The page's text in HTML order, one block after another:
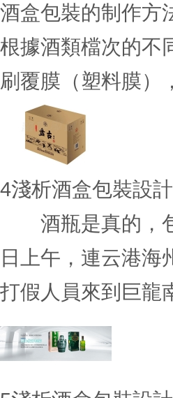
酒盒包裝的制作方
根據酒類檔次的不
刷覆膜（塑料膜）
4淺析酒盒包裝設
酒瓶是真的，包
日上午，連云港海
打假人員來到巨龍